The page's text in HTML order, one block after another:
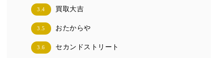
3.4 買取大吉
3.5 おたからや
3.6 セカンドストリート